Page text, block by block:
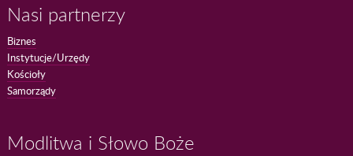
Nasi partnerzy
Biznes
Instytucje/Urzędy
Kościoły
Samorządy
Modlitwa i Słowo Boże